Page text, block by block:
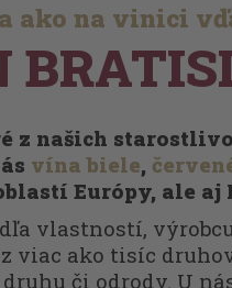
ako na vinici
z našich
vína biele,
Európy, ale aj
vlastností,
viac ako tisíc
či odrody. U